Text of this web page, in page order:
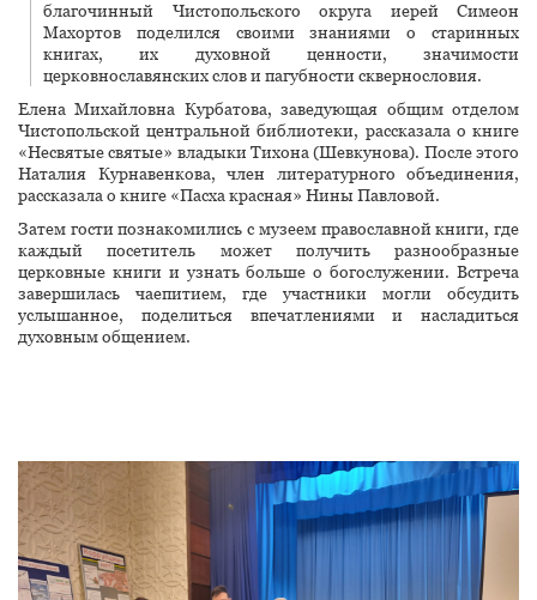
благочинный Чистопольского округа иерей Симеон
Махортов поделился своими знаниями о старинных
книгах, их духовной ценности, значимости
церковнославянских слов и пагубности сквернословия.
Елена Михайловна Курбатова, заведующая общим отделом
Чистопольской центральной библиотеки, рассказала о книге
«Несвятые святые» владыки Тихона (Шевкунова). После этого
Наталия Курнавенкова, член литературного объединения,
рассказала о книге «Пасха красная» Нины Павловой.
Затем гости познакомились с музеем православной книги, где
каждый посетитель может получить разнообразные
церковные книги и узнать больше о богослужении. Встреча
завершилась чаепитием, где участники могли обсудить
услышанное, поделиться впечатлениями и насладиться
духовным общением.